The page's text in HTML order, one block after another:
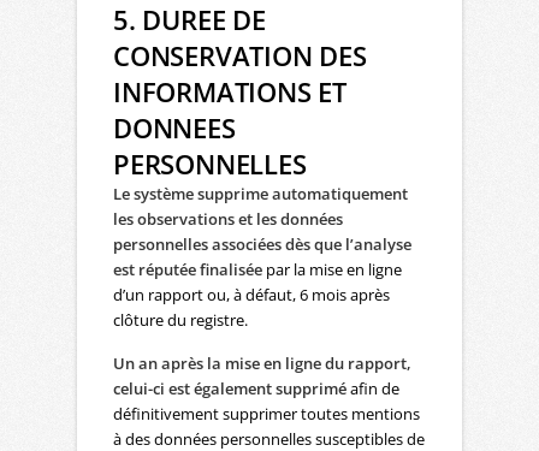
5. DUREE DE
CONSERVATION DES
INFORMATIONS ET
DONNEES
PERSONNELLES
Le système supprime automatiquement
les observations et les données
personnelles associées dès que l’analyse
est réputée finalisée par la mise en ligne
d’un rapport ou, à défaut, 6 mois après
clôture du registre.
Un an après la mise en ligne du rapport,
celui-ci est également suppriméafin de
définitivement supprimer toutes mentions
à des données personnelles susceptibles de